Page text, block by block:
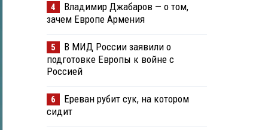
4
Владимир Джабаров — о том,
зачем Европе Армения
5
В МИД России заявили о
подготовке Европы к войне с
Россией
6
Ереван рубит сук, на котором
сидит